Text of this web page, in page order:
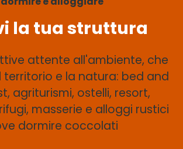
la tua struttura
attente all'ambiente, che
territorio e la natura: bed and
agriturismi, ostelli, resort,
masserie e alloggi rustici
dormire coccolati